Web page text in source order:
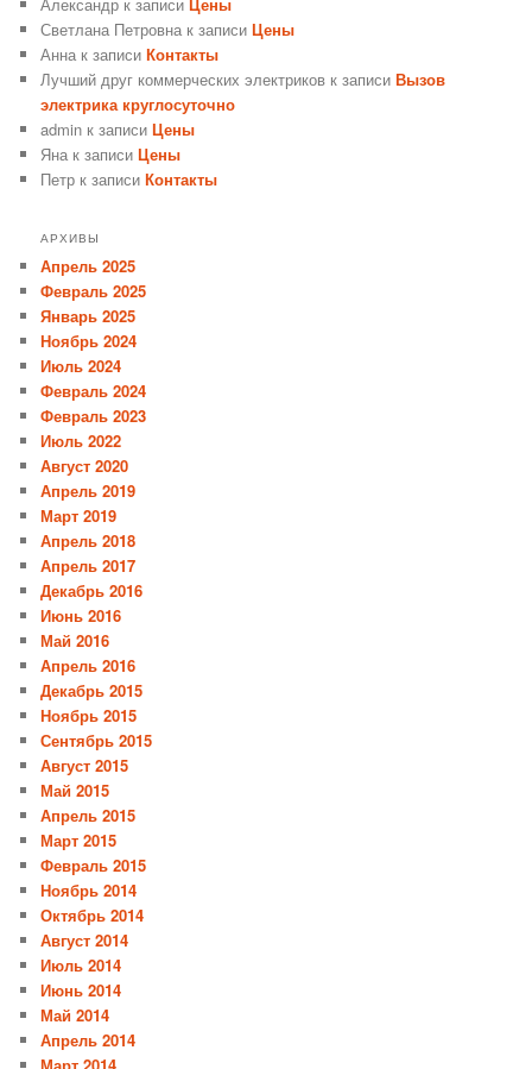
Светлана Петровна к записиЦены
Анна к записиКонтакты
Лучший друг коммерческих электриков к записиВызов
электрика круглосуточно
admin к записиЦены
Яна к записиЦены
Петр к записиКонтакты
АРХИВЫ
Апрель 2025
Февраль 2025
Январь 2025
Ноябрь 2024
Июль 2024
Февраль 2024
Февраль 2023
Июль 2022
Август 2020
Апрель 2019
Март 2019
Апрель 2018
Апрель 2017
Декабрь 2016
Июнь 2016
Май 2016
Апрель 2016
Декабрь 2015
Ноябрь 2015
Сентябрь 2015
Август 2015
Май 2015
Апрель 2015
Март 2015
Февраль 2015
Ноябрь 2014
Октябрь 2014
Август 2014
Июль 2014
Июнь 2014
Май 2014
Апрель 2014